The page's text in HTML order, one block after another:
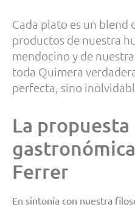
Cada plato es un blend
productos de nuestra
mendocino y de
toda Quimera
perfecta, sino
La propuesta
Ferrer
En sintonía con nuestra